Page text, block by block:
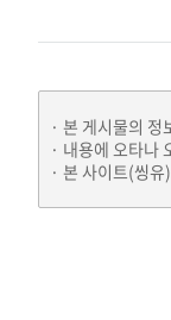
본 게시물의 정
내용에 오타나
본 사이트(씽유